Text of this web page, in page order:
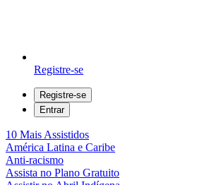
Registre-se
Registre-se
Entrar
10 Mais Assistidos
América Latina e Caribe
Anti-racismo
Assista no Plano Gratuito